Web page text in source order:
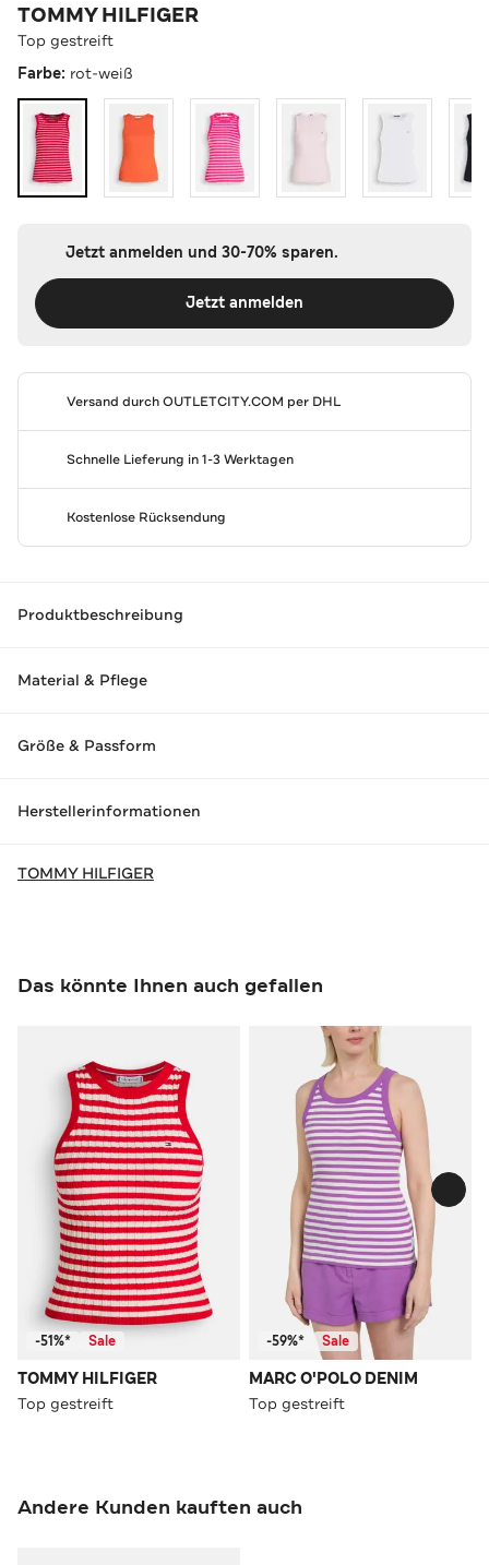
TOMMY HILFIGER
Top gestreift
Farbe: rot-weiß
Jetzt anmelden und 30-70% sparen.
Jetzt anmelden
Versand durchOUTLETCITY.COM per DHL
Schnelle Lieferung in 1-3 Werktagen
Kostenlose Rücksendung
Produktbeschreibung
Material & Pflege
Größe & Passform
Herstellerinformationen
TOMMY HILFIGER
Das könnte Ihnen auch gefallen
-51%* Sale
TOMMY HILFIGER
Top gestreift
-59%* Sale
MARC O'POLO DENIM
Top gestreift
Andere Kunden kauften auch